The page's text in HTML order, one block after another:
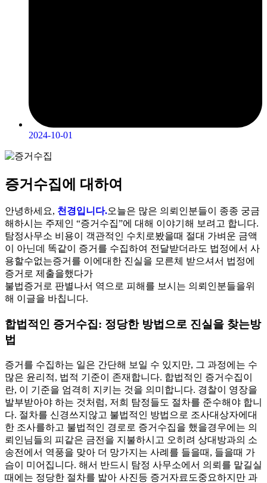
2024-10-01
증거수집에 대하여
안녕하세요, 천경입니다.오늘은 많은 의뢰인분들이 종종 궁금
해하시는 주제인 “증거수집”에 대해 이야기해 보려고 합니다.
탐정사무소 비용이 객관적인 수치로봤을때 절대 가벼운 금액
이 아닌데 똑같이 증거를 수집하여 전달받더라도 법정에서 사
용할수없는증거를 이에대한 진실을 모른체 받으셔서 법정에
증거로 제출을했다가
불법증거로 판별나서 역으로 피해를 보시는 의뢰인분들을위
해 이글을 바칩니다.
합법적인 증거수집: 정당한 방법으로 진실을 찾는방
법
증거를 수집하는 일은 간단해 보일 수 있지만, 그 과정에는 수
많은 윤리적, 법적 기준이 존재합니다. 합법적인 증거수집이
란, 이 기준을 엄격히 지키는 것을 의미합니다. 경찰이 영장을
발부받아야 하는 것처럼, 저희 탐정들도 절차를 준수해야 합니
다. 절차를 신경쓰지않고 불법적인 방법으로 조사대상자에대
한 조사를하고 불법적인 경로로 증거수집을 했을경우에는 의
뢰인님들의 피같은 금전을 지불하시고 오히려 상대방과의 소
송전에서 역풍을 맞아 더 망가지는 사례를 들을때, 들을때 가
슴이 미어집니다. 해서 반드시 탐정 사무소에서 의뢰를 맡길실
때에는 정당한 절차를 밟아 사진등 증거자료도중요하지만 과